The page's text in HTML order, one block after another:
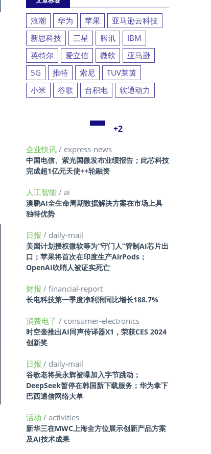
浪潮 华为 苹果
亚马逊云科技
新思科技
三星 腾讯
IBM
英特尔
爱立信 微软
亚马逊
5G
推特 索尼
TUV莱茵
小米
谷歌 台积电 软通动力
+2
企业快讯 / express-news
中国电信、紫光国微发布业绩报告；此芯科技
完成超1亿元天使++轮融资
人工智能 / ai
澳鹏AI全生命周期数据解决方案在市场上具
独特优势
日报 / daily-mail
美国计划授权微软等为“守门人”管制AI芯片出
口；苹果将首次在印度生产AirPods；
OpenAI吹哨人被证实死亡
财报 / financial-report
长电科技第一季度净利润同比增长188.7%
消费电子 / consumer-electronics
时空壶推出AI同声传译器X1，荣获CES 2024
创新奖
日报 / daily-mail
谷歌老将吴永辉被曝加入字节跳动；
DeepSeek暂停在韩国新下载服务；华为拿下
巴西通信网络大单
活动 / activities
新华三在MWC上海全方位展示创新产品方案
及AI技术成果